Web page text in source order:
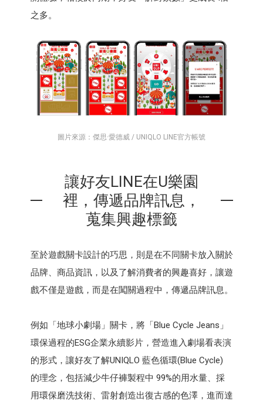
之多。
圖片來源：傑思·愛德威 / UNIQLO LINE官方帳號
讓好友LINE在U樂園
裡，傳遞品牌訊息，
蒐集興趣標籤
至於遊戲關卡設計的巧思，則是在不同關卡放入關於
品牌、商品資訊，以及了解消費者的興趣喜好，讓遊
戲不僅是遊戲，而是在闖關過程中，傳遞品牌訊息。
例如「地球小劇場」關卡，將「Blue Cycle Jeans」
環保過程的ESG企業永續影片，營造進入劇場看表演
的形式，讓好友了解UNIQLO 藍色循環(Blue Cycle)
的理念，包括減少牛仔褲製程中 99%的用水量、採
用環保磨洗技術、雷射創造出復古感的色澤，進而達